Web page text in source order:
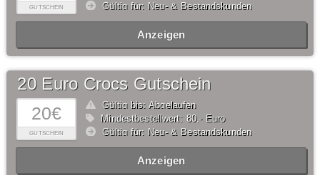
GUTSCHEIN
Gültig für: Neu- & Bestandskunden
Anzeigen
20€
GUTSCHEIN
20 Euro Crocs Gutschein
Gültig bis: Abgelaufen
Mindestbestellwert: 80,- Euro
Gültig für: Neu- & Bestandskunden
Anzeigen